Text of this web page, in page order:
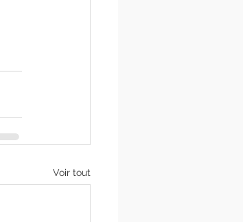
Voir tout